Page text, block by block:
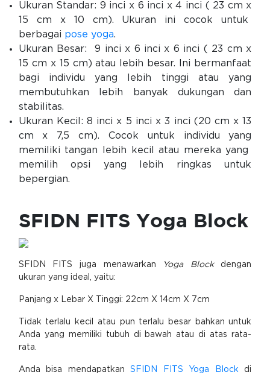
Ukuran Standar: 9 inci x 6 inci x 4 inci ( 23 cm x
15 cm x 10 cm). Ukuran ini cocok untuk
berbagai pose yoga.
Ukuran Besar: 9 inci x 6 inci x 6 inci ( 23 cm x
15 cm x 15 cm) atau lebih besar. Ini bermanfaat
bagi individu yang lebih tinggi atau yang
membutuhkan lebih banyak dukungan dan
stabilitas.
Ukuran Kecil: 8 inci x 5 inci x 3 inci (20 cm x 13
cm x 7,5 cm). Cocok untuk individu yang
memiliki tangan lebih kecil atau mereka yang
memilih opsi yang lebih ringkas untuk
bepergian.
SFIDN FITS Yoga Block
SFIDN FITS juga menawarkan Yoga Blockdengan
ukuran yang ideal, yaitu:
Panjang x Lebar X Tinggi: 22cm X 14cm X 7cm
Tidak terlalu kecil atau pun terlalu besar bahkan untuk
Anda yang memiliki tubuh di bawah atau di atas rata-
rata.
Anda bisa mendapatkanSFIDN FITS Yoga Block di